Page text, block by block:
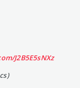
J2B5E5sNXz